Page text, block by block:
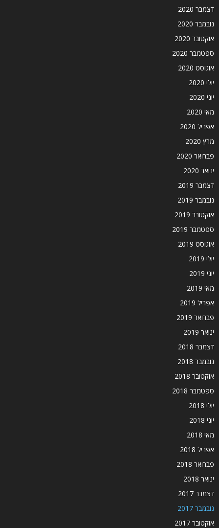
דצמבר 2020
נובמבר 2020
אוקטובר 2020
ספטמבר 2020
אוגוסט 2020
יולי 2020
יוני 2020
מאי 2020
אפריל 2020
מרץ 2020
פברואר 2020
ינואר 2020
דצמבר 2019
נובמבר 2019
אוקטובר 2019
ספטמבר 2019
אוגוסט 2019
יולי 2019
יוני 2019
מאי 2019
אפריל 2019
פברואר 2019
ינואר 2019
דצמבר 2018
נובמבר 2018
אוקטובר 2018
ספטמבר 2018
יולי 2018
יוני 2018
מאי 2018
אפריל 2018
פברואר 2018
ינואר 2018
דצמבר 2017
נובמבר 2017
אוקטובר 2017